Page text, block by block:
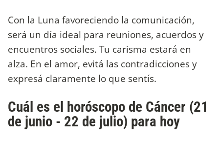
Con la Luna favoreciendo la comunicación,
será un día ideal para reuniones, acuerdos y
encuentros sociales. Tu carisma estará en
alza. En el amor, evitá las contradicciones y
expresá claramente lo que sentís.
Cuál es el horóscopo de Cáncer (21
de junio - 22 de julio) para hoy